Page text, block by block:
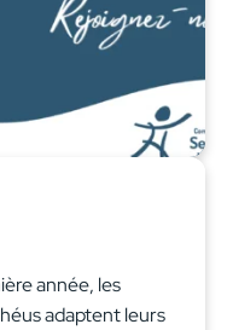
année, les
adaptent leurs